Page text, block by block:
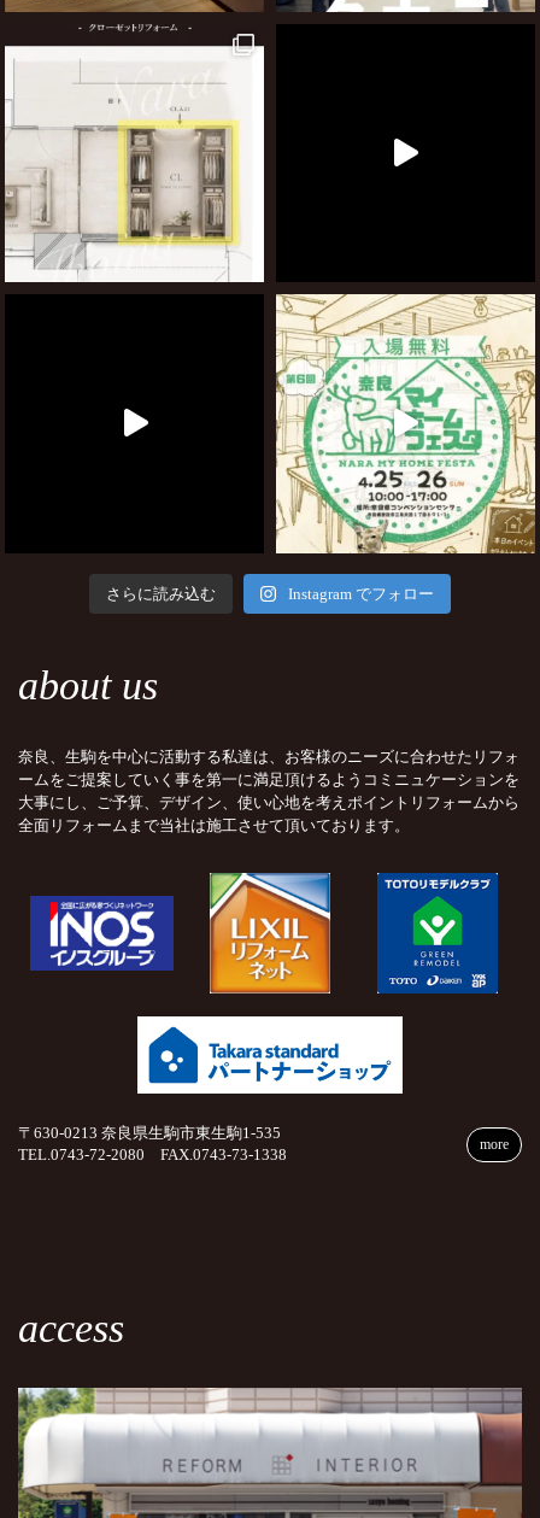
さらに読み込む Instagram でフォロー
about us
奈良、生駒を中心に活動する私達は、お客様のニーズに合わせたリフォ
ームをご提案していく事を第一に満足頂けるようコミニュケーションを
大事にし、ご予算、デザイン、使い心地を考えポイントリフォームから
全面リフォームまで当社は施工させて頂いております。
〒630-0213 奈良県生駒市東生駒1-535
TEL.0743-72-2080 FAX.0743-73-1338
more
access